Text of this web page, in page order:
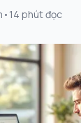
• 14 phút đọc